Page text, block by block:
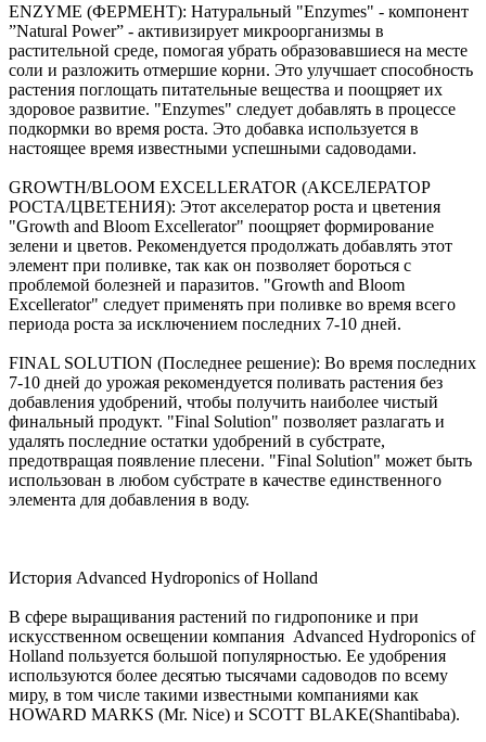
ENZYME (ФЕРМЕНТ): Натуральный "Enzymes" - компонент
”Natural Power” - активизирует микроорганизмы в
растительной среде, помогая убрать образовавшиеся на месте
соли и разложить отмершие корни. Это улучшает способность
растения поглощать питательные вещества и поощряет их
здоровое развитие. "Enzymes" следует добавлять в процессе
подкормки во время роста. Это добавка используется в
настоящее время известными успешными садоводами.
GROWTH/BLOOM EXCELLERATOR (АКСЕЛЕРАТОР
РОСТА/ЦВЕТЕНИЯ): Этот акселератор роста и цветения
"Growth and Bloom Excellerator" поощряет формирование
зелени и цветов. Рекомендуется продолжать добавлять этот
элемент при поливке, так как он позволяет бороться с
проблемой болезней и паразитов. "Growth and Bloom
Excellerator" следует применять при поливке во время всего
периода роста за исключением последних 7-10 дней.
FINAL SOLUTION (Последнее решение): Во время последних
7-10 дней до урожая рекомендуется поливать растения без
добавления удобрений, чтобы получить наиболее чистый
финальный продукт. "Final Solution" позволяет разлагать и
удалять последние остатки удобрений в субстрате,
предотвращая появление плесени. "Final Solution" может быть
использован в любом субстрате в качестве единственного
элемента для добавления в воду.
История Advanced Hydroponics of Holland
В сфере выращивания растений по гидропонике и при
искусственном освещении компания Advanced Hydroponics of
Holland пользуется большой популярностью. Ее удобрения
используются более десятью тысячами садоводов по всему
миру, в том числе такими известными компаниями как
HOWARD MARKS (Mr. Nice) и SCOTT BLAKE(Shantibaba).